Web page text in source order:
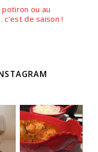
potiron ou au
de saison !